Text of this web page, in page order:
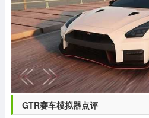
GTR赛车模拟器点评